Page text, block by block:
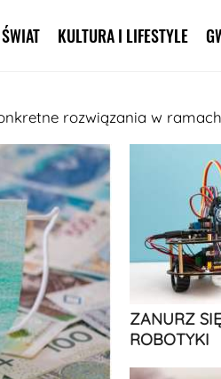
ŚWIAT KULTURA I LIFESTYLE
rozwiązania w
ZANURZ
ROBOTYKI